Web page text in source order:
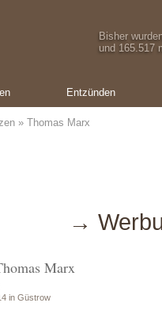
Bisher
und 165.517
Entzünden
» Thomas Marx
→
Marx
in Güstrow